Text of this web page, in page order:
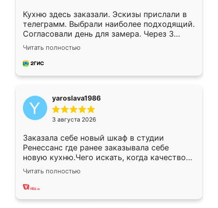
Кухню здесь заказали. Эскизы прислали в
телеграмм. Выбрали наиболее подходящий.
Согласовали день для замера. Через 3
недели кухня была уже готова. Остались
довольны работой. Спасибо Ренессанс
мебель за качественную работу!
Читать полностью
yaroslava1986
3 августа 2026
Заказала себе новый шкаф в студии
Ренессанс где ранее заказывала себе
новую кухню.Чего искать, когда качеством
вполне довольна. Служит кухня уже почти
два года, нареканий нет.
Читать полностью